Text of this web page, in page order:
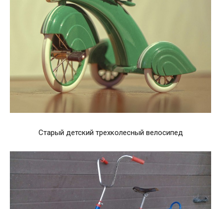
Старый детский трехколесный велосипед